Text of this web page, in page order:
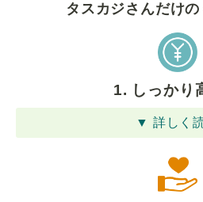
タスカジさんだけ
1. しっかり
▼ 詳しく